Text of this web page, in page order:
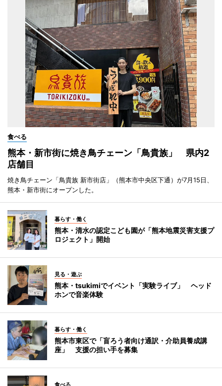
食べる
熊本・新市街に焼き鳥チェーン「鳥貴族」 県内2
店舗目
焼き鳥チェーン「鳥貴族 新市街店」（熊本市中央区下通）が7月15日、
熊本・新市街にオープンした。
暮らす・働く
熊本・清水の認定こども園が「熊本地震災害支援プ
ロジェクト」開始
見る・遊ぶ
熊本・tsukimiでイベント「実験ライブ」 ヘッド
ホンで音楽体験
暮らす・働く
熊本市東区で「盲ろう者向け通訳・介助員養成講
座」 支援の担い手を募集
食べる